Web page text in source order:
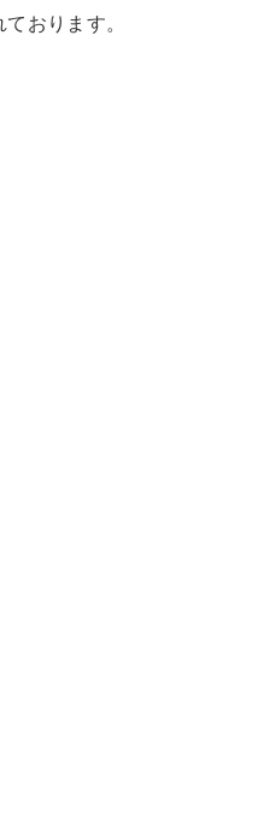
おります。